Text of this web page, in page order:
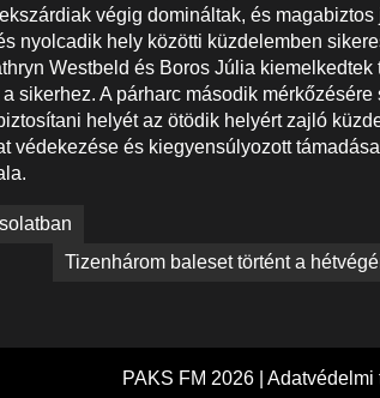
végig domináltak, és
nyolcadik hely közötti küzdelemben
Westbeld és Boros Júlia
sikerhez. A párharc második mérkőzésére
helyét az ötödik helyért zajló
védekezése és kiegyensúlyozott
Tizenhárom baleset történt a
PAKS FM 2026 | Adatvédelmi